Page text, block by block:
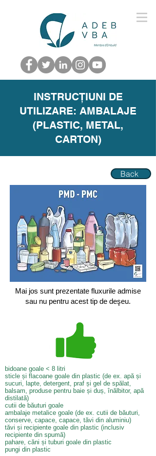
INSTRUCȚIUNI DE
UTILIZARE: AMBALAJE
(PLASTIC, METAL,
CARTON)
Back
Mai jos sunt prezentate fluxurile admise
sau nu pentru acest tip de deşeu.
bidoane goale < 8 litri
sticle și flacoane goale din plastic (de ex. apă și
sucuri, lapte, detergent, praf și gel de spălat,
balsam, produse pentru baie și duș, înălbitor, apă
distilată)
cutii de băuturi goale
ambalaje metalice goale (de ex. cutii de băuturi,
conserve, capace, capace, tăvi din aluminiu)
tăvi și recipiente goale din plastic (inclusiv
recipiente din spumă)
pahare, căni și tuburi goale din plastic
pungi din plastic